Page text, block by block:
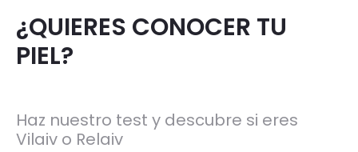
¿QUIERES CONOCER TU
PIEL?
Haz nuestro test y descubre si eres
Vilaiv o Relaiv